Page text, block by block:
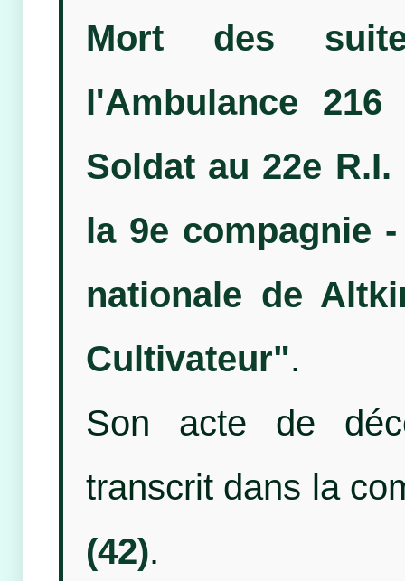
Mort des
l'Ambulance
Soldat au 22e
la 9e compagnie
nationale de
Cultivateur".
Son acte de
transcrit dans la
(42).